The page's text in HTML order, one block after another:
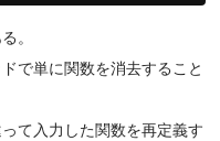
。
で単に関数を消去すること
て入力した関数を再定義す